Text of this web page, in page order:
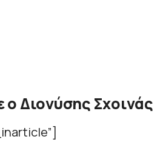
Διονύσης Σχοινάς